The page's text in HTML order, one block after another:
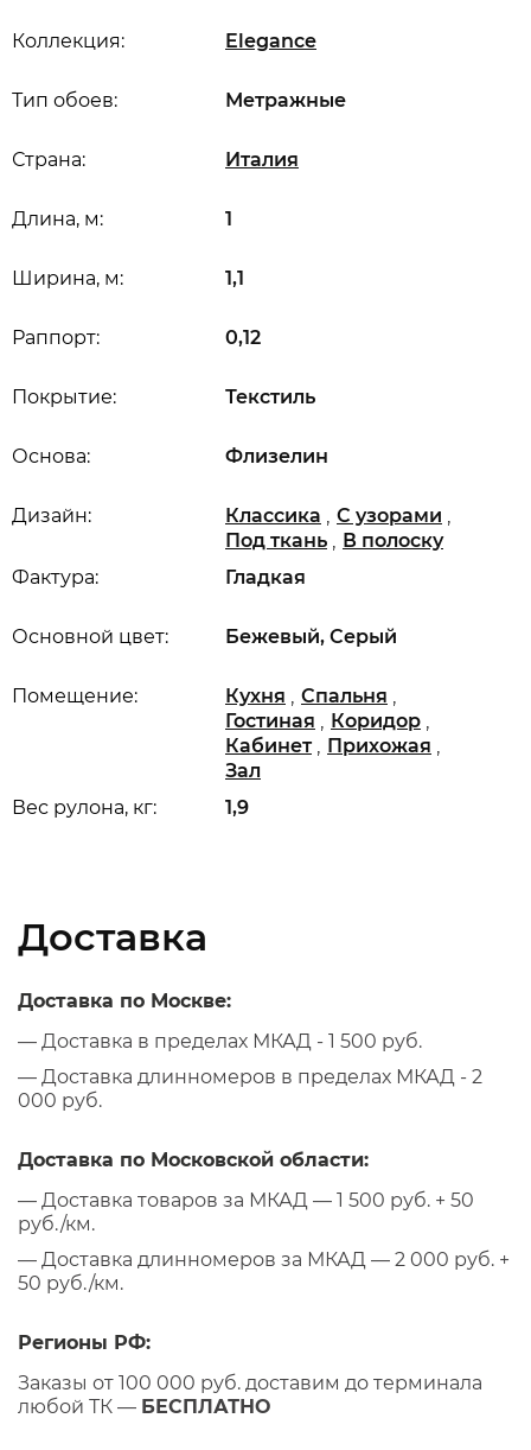
Коллекция: Elegance
Длина, м: 1
Ширина, м: 1,1
Вес рулона, кг: 1,9
Раппорт: 0,12
Основной цвет: Бежевый, Серый
Дизайн: Классика , С узорами ,
Под ткань , В полоску
Основа: Флизелин
Покрытие: Текстиль
Помещение: Кухня , Спальня ,
Гостиная , Коридор ,
Кабинет , Прихожая ,
Зал
Страна: Италия
Тип обоев: Метражные
Фактура: Гладкая
Доставка
Доставка по Москве:
— Доставка в пределах МКАД - 1 500 руб.
— Доставка длинномеров в пределах МКАД - 2
000 руб.
Доставка по Московской области:
— Доставка товаров за МКАД — 1 500 руб. + 50
руб./км.
— Доставка длинномеров за МКАД — 2 000 руб. +
50 руб./км.
Регионы РФ:
Заказы от 100 000 руб. доставим до терминала
любой ТК — БЕСПЛАТНО